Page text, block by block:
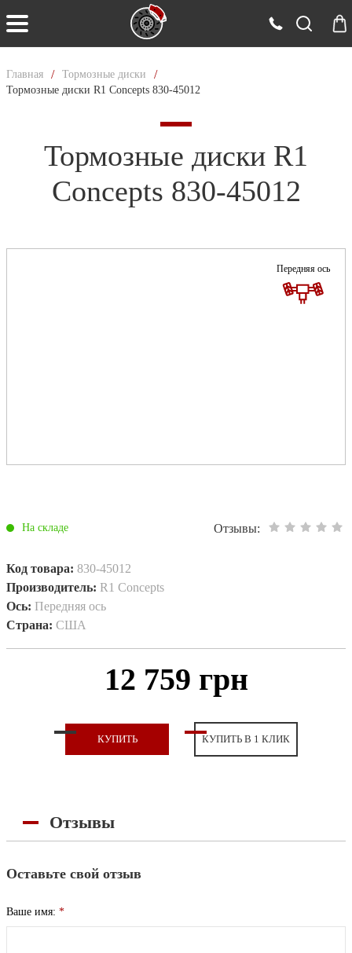
Главная / Тормозные диски /
Тормозные диски R1 Concepts 830-45012
Тормозные диски R1
Concepts 830-45012
Передняя ось
На складе Отзывы:
Код товара: 830-45012
Производитель: R1 Concepts
Ось: Передняя ось
Страна: США
12 759 грн
КУПИТЬ КУПИТЬ В 1 КЛИК
Отзывы
Оставьте свой отзыв
Ваше имя: *